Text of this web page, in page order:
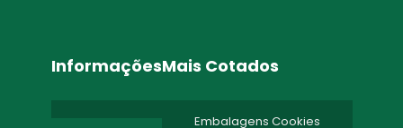
InformaçõesMais Cotados
Embalagens Cookies